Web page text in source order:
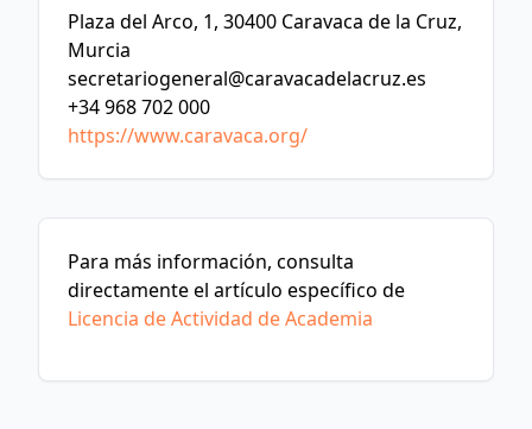
Plaza del Arco, 1, 30400 Caravaca de la Cruz,
Murcia
secretariogeneral@caravacadelacruz.es
+34 968 702 000
https://www.caravaca.org/
Para más información, consulta
directamente el artículo específico de
Licencia de Actividad de Academia